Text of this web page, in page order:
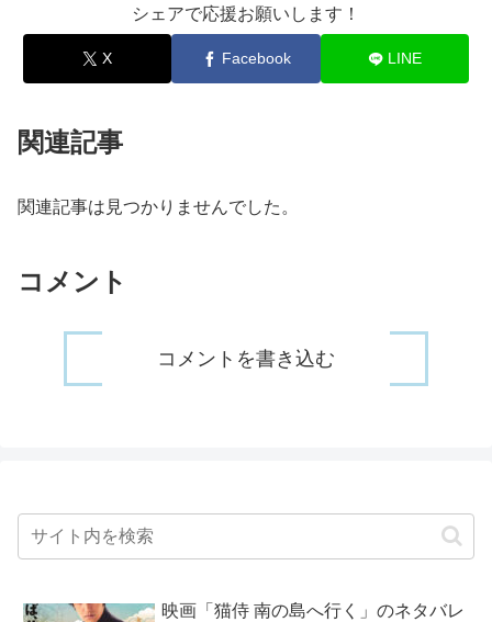
シェアで応援お願いします！
X Facebook LINE
関連記事
関連記事は見つかりませんでした。
コメント
コメントを書き込む
映画「猫侍 南の島へ行く」のネタバレ